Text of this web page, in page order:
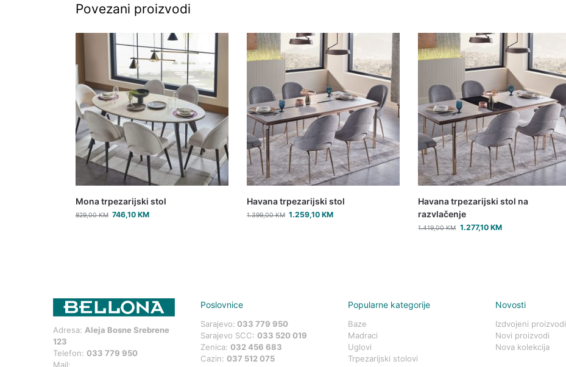
Povezani proizvodi
Mona trpezarijski stol
829,00KM 746,10KM
Havana trpezarijski stol
1.399,00KM 1.259,10KM
Havana trpezarijski stol na
razvlačenje
1.419,00KM 1.277,10 KM
Adresa: Aleja Bosne Srebrene
123
Telefon:033 779 950
Mail:
Poslovnice
Sarajevo: 033 779 950
Sarajevo SCC:033 520 019
Zenica:032 456 683
Cazin:037 512 075
Popularne kategorije
Baze
Madraci
Uglovi
Trpezarijski stolovi
Novosti
Izdvojeni proizvodi
Novi proizvodi
Nova kolekcija